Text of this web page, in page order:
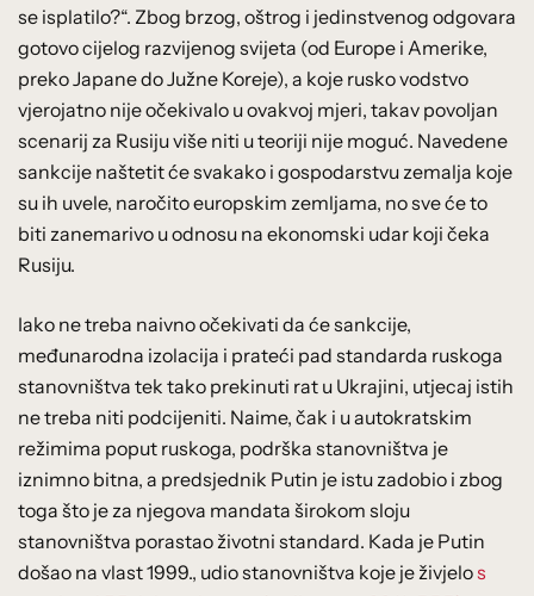
se isplatilo?“. Zbog brzog, oštrog i jedinstvenog odgovara
gotovo cijelog razvijenog svijeta (od Europe i Amerike,
preko Japane do Južne Koreje), a koje rusko vodstvo
vjerojatno nije očekivalo u ovakvoj mjeri, takav povoljan
scenarij za Rusiju više niti u teoriji nije moguć. Navedene
sankcije naštetit će svakako i gospodarstvu zemalja koje
su ih uvele, naročito europskim zemljama, no sve će to
biti zanemarivo u odnosu na ekonomski udar koji čeka
Rusiju.
Iako ne treba naivno očekivati da će sankcije,
međunarodna izolacija i prateći pad standarda ruskoga
stanovništva tek tako prekinuti rat u Ukrajini, utjecaj istih
ne treba niti podcijeniti. Naime, čak i u autokratskim
režimima poput ruskoga, podrška stanovništva je
iznimno bitna, a predsjednik Putin je istu zadobio i zbog
toga što je za njegova mandata širokom sloju
stanovništva porastao životni standard. Kada je Putin
došao na vlast 1999., udio stanovništva koje je živjelos